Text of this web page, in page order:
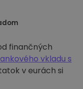
finančných
vkladu s
v eurách si